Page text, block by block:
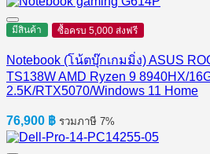
มีสินค้า ซื้อครบ 5,000 ส่งฟรี
Notebook (โน้ตบุ๊กเกมมิ่ง) ASUS
TS138W AMD Ryzen 9 8940HX/
2.5K/RTX5070/Windows 11 Home
76,900 ฿ รวมภาษี 7%